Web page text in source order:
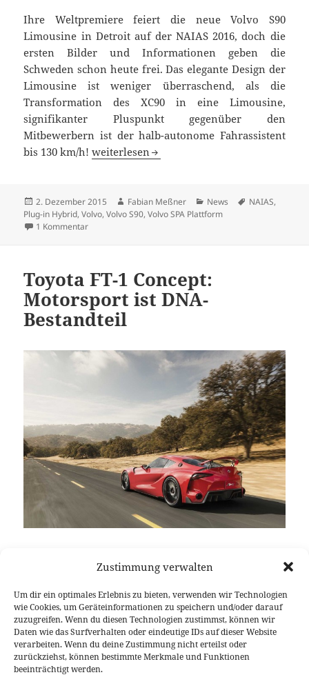
Zustimmung verwalten
Um dir ein optimales Erlebnis zu bieten, verwenden wir Technologien
wie Cookies, um Geräteinformationen zu speichern und/oder darauf
zuzugreifen. Wenn du diesen Technologien zustimmst, können wir
Daten wie das Surfverhalten oder eindeutige IDs auf dieser Website
verarbeiten. Wenn du deine Zustimmung nicht erteilst oder
zurückziehst, können bestimmte Merkmale und Funktionen
beeinträchtigt werden.
Ihre Weltpremiere feiert die neue Volvo S90
Limousine in Detroit auf der NAIAS 2016, doch die
ersten Bilder und Informationen geben die
Schweden schon heute frei. Das elegante Design der
Limousine ist weniger überraschend, als die
Transformation des XC90 in eine Limousine,
signifikanter Pluspunkt gegenüber den
Mitbewerbern ist der halb-autonome Fahrassistent
bis 130 km/h!Technik trifft Eleganz: die neue Volvo S90
weiterlesen
Veröffentlicht
am
2. Dezember 2015 Autor
Fabian Meßner Kategorien
News Schlagwörter
NAIAS,
Plug-in Hybrid,Volvo,Volvo S90,Volvo SPA Plattform
1 Kommentarzu Technik trifft Eleganz: die neue Volvo S90 Limousine
Toyota FT-1 Concept:
Motorsport ist DNA-
Bestandteil
Begeisterung, ungläubige Blicke – die Vorstellung
American International Auto Show 2014hätte kaum
mehr positive Resonanz erklingen lassen. Zwischen
all den biederen Familienkutschen wartet da doch
echt ein Leckerbissen auf, das nämlich nur eines
bedeuten kann, so sind sich die Fans sicher, die